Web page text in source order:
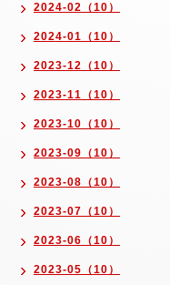
2024-02（10）
2024-01（10）
2023-12（10）
2023-11（10）
2023-10（10）
2023-09（10）
2023-08（10）
2023-07（10）
2023-06（10）
2023-05（10）